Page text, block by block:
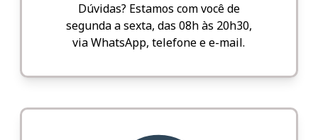
Dúvidas? Estamos com você de
segunda a sexta, das 08h às 20h30,
via WhatsApp, telefone e e-mail.